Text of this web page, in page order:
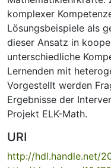
komplexer
Lösungsbeispiele als
dieser Ansatz in
unterschiedliche
Lernenden mit
Vorgestellt werden
Ergebnisse der
Projekt ELK-Math.
URI
http://hdl.handle.net/